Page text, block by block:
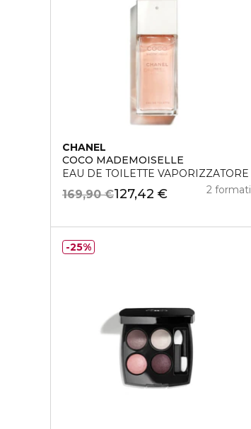
CHANEL
COCO MADEMOISELLE
EAU DE TOILETTE VAPORIZZATORE
127,42 €
169,90 € 2 formati
25%